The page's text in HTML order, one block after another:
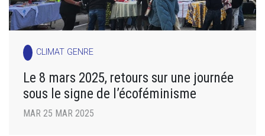
CLIMAT GENRE
Le 8 mars 2025, retours sur une journée
sous le signe de l’écoféminisme
MAR 25 MAR 2025